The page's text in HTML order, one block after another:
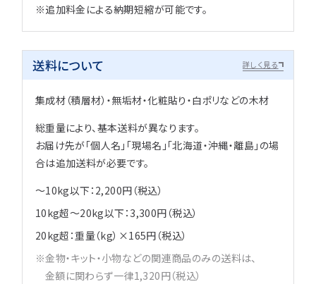
※追加料金による納期短縮が可能です。
送料について 詳しく見る
集成材（積層材）・無垢材・化粧貼り・白ポリなどの木材
総重量により、基本送料が異なります。
お届け先が「個人名」「現場名」「北海道・沖縄・離島」の場
合は追加送料が必要です。
～10kg以下：2,200円（税込）
10kg超～20kg以下：3,300円（税込）
20kg超：重量（kg）×165円（税込）
金物・キット・小物などの関連商品のみの送料は、
金額に関わらず一律1,320円（税込）